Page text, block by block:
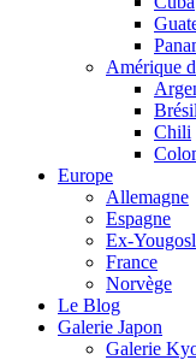
Amérique
Brésil
Chili
Europe
Allemagne
Espagne
Ex-
France
Norvège
Le Blog
Galerie Japon
Galerie